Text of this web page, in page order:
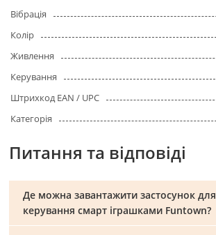
Вібрація
Колір
Живлення
Керування
Штрихкод EAN / UPC
Категорія
Питання та відповіді
Де можна завантажити застосунок для
керування смарт іграшками Funtown?